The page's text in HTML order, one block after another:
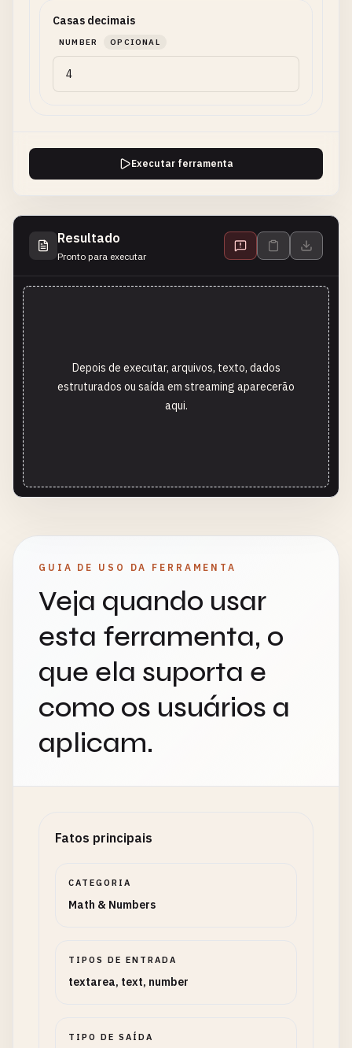
Casas decimais
NUMBER OPCIONAL
Executar ferramenta
Resultado
Pronto para executar
Depois de executar, arquivos, texto, dados
estruturados ou saída em streaming aparecerão
aqui.
GUIA DE USO DA FERRAMENTA
Veja quando usar
esta ferramenta, o
que ela suporta e
como os usuários a
aplicam.
Fatos principais
CATEGORIA
Math & Numbers
TIPOS DE ENTRADA
textarea, text, number
TIPO DE SAÍDA